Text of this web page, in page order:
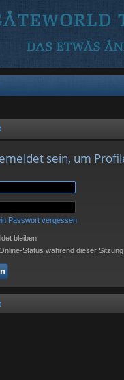
sein, um
Passwort vergessen
bleiben
Status während dieser